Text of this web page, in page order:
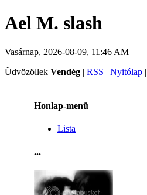
Ael M. slash
Vasárnap, 2026-08-09, 11:46 AM
Üdvözöllek Vendég | RSS | Nyitólap |
Honlap-menü
Lista
...